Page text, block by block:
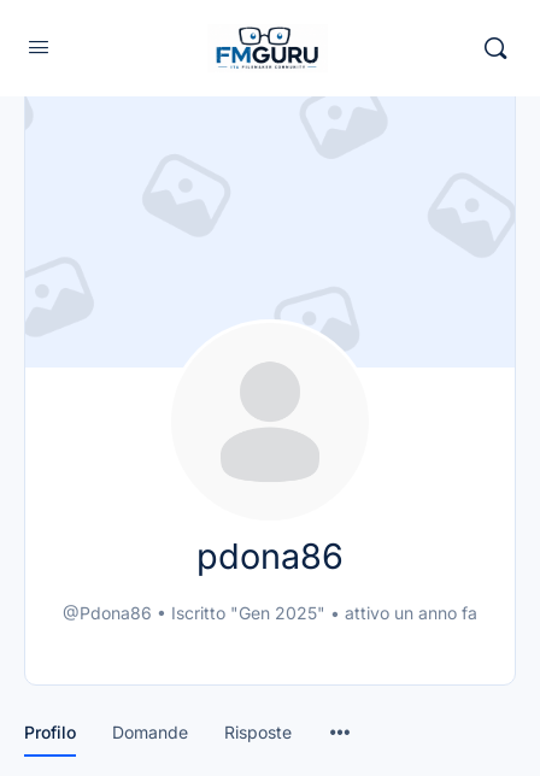
pdona86
@Pdona86 • Iscritto "Gen 2025" • attivo un anno fa
Profilo Domande Risposte